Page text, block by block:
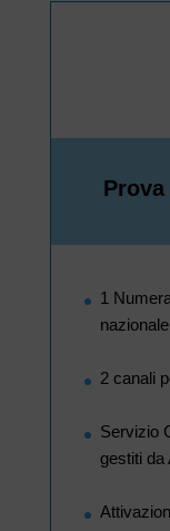
1
2 canali
Servizio
gestiti da